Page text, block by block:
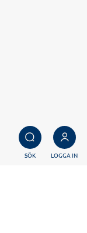
SÖK LOGGA IN